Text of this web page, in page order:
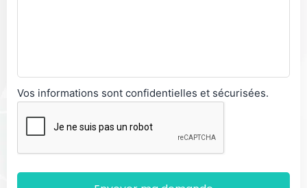
Vos informations sont confidentielles et sécurisées.